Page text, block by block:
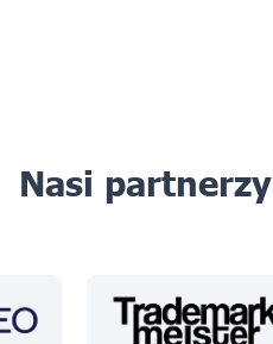
Nasi partnerzy